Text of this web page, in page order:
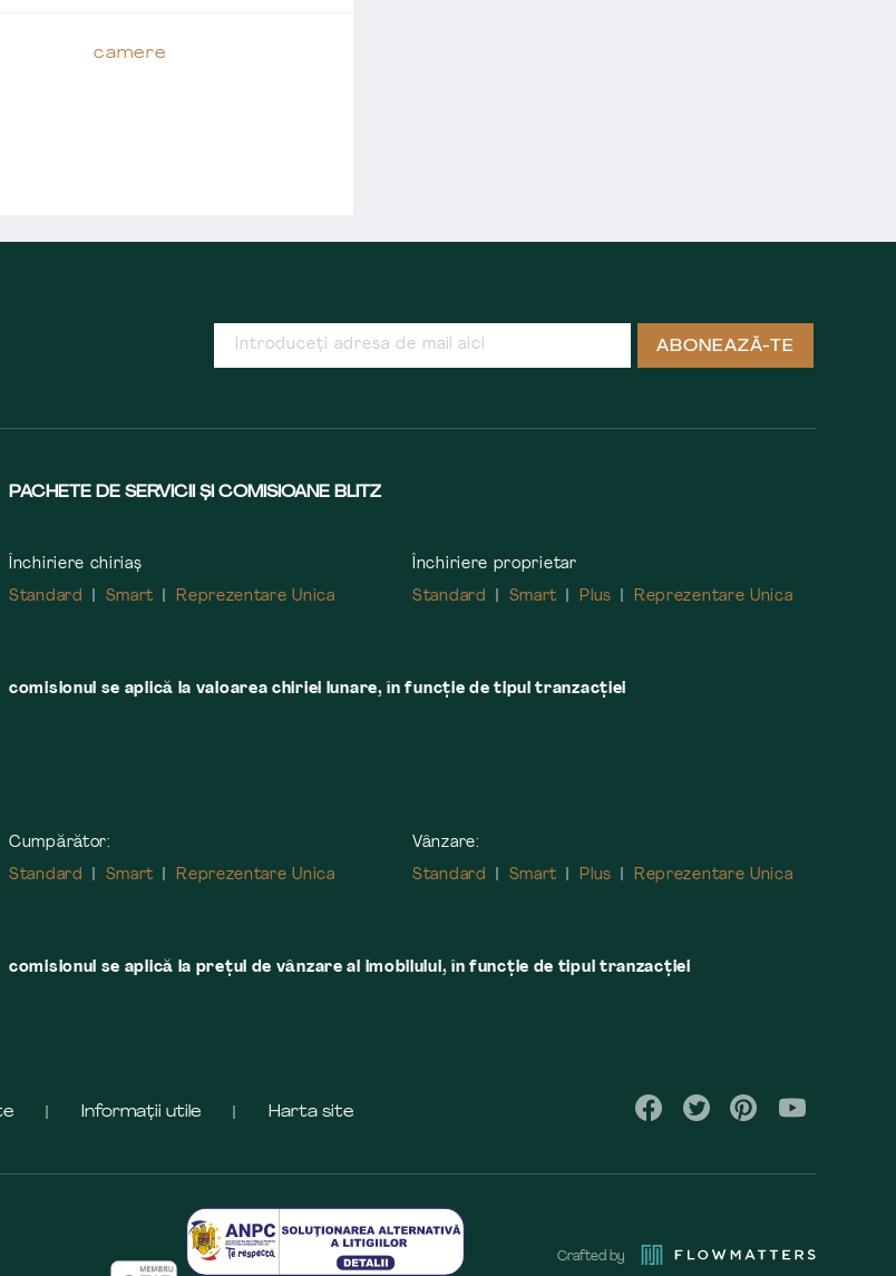
camere
ABONEAZĂ-TE
PACHETE DE SERVICII ȘI COMISIOANE BLITZ
Închiriere chiriaș
Standard
Smart Reprezentare Unica
Închiriere proprietar
Standard
Smart Plus Reprezentare Unica
comisionul se aplică la valoarea chiriei lunare, în funcție de tipul tranzacției
Cumpărător:
Standard
Smart Reprezentare Unica
Vânzare:
Standard
Smart Plus Reprezentare Unica
comisionul se aplică la preţul de vânzare al imobilului, în funcţie de tipul tranzacţiei
Informații utile Harta site
Crafted by